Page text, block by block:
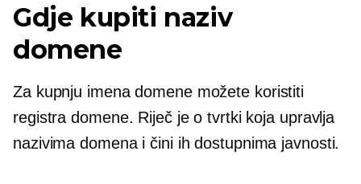
Gdje kupiti naziv
domene
Za kupnju imena domene možete koristiti
registra domene. Riječ je o tvrtki koja upravlja
nazivima domena i čini ih dostupnima javnosti.